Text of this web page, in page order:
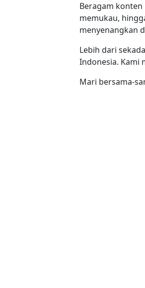
Beragam
memukau,
menyenangkan
Lebih dari
Indonesia. Kami
Mari bersama-